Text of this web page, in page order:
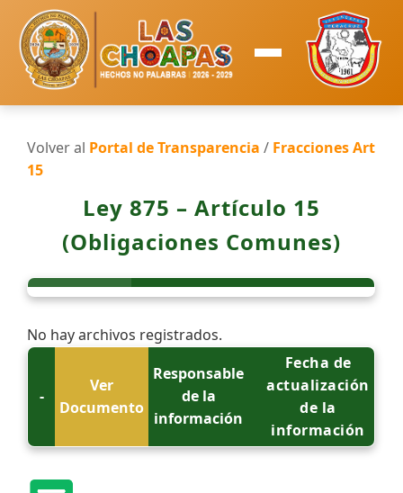
Volver al Portal de Transparencia / Fracciones Art
15
Ley 875 – Artículo 15
(Obligaciones Comunes)
No hay archivos registrados.
-
Ver
Documento
Responsable
de la
información
Fecha de
actualización
de la
información